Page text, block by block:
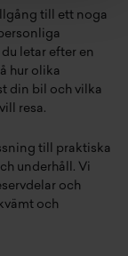
till ett noga
letar efter en
hur olika
din bil och vilka
resa.
till praktiska
underhåll. Vi
och
och